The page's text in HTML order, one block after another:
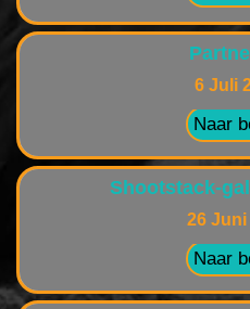
6 Juli
Naar
Shootstack-
26 Juni
Naar